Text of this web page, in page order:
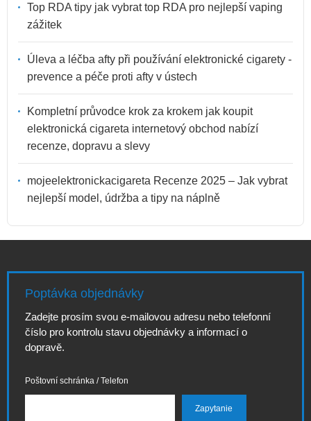
Top RDA tipy jak vybrat top RDA pro nejlepší vaping
zážitek
Úleva a léčba afty při používání elektronické cigarety -
prevence a péče proti afty v ústech
Kompletní průvodce krok za krokem jak koupit
elektronická cigareta internetový obchod nabízí
recenze, dopravu a slevy
mojeelektronickacigareta Recenze 2025 – Jak vybrat
nejlepší model, údržba a tipy na náplně
Poptávka objednávky
Zadejte prosím svou e-mailovou adresu nebo telefonní
číslo pro kontrolu stavu objednávky a informací o
dopravě.
Poštovní schránka / Telefon